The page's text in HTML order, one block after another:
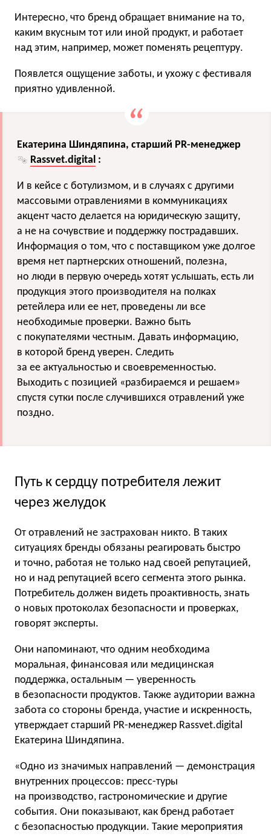
Интересно, что бренд обращает внимание на то,
каким вкусным тот или иной продукт, и работает
над этим, например, может поменять рецептуру.
Появлется ощущение заботы, и ухожу с фестиваля
приятно удивленной.
Екатерина Шиндяпина, старший PR-менеджер
Rassvet.digital :
И в кейсе с ботулизмом, и в случаях с другими
массовыми отравлениями в коммуникациях
акцент часто делается на юридическую защиту,
а не на сочувствие и поддержку пострадавших.
Информация о том, что с поставщиком уже долгое
время нет партнерских отношений, полезна,
но люди в первую очередь хотят услышать, есть ли
продукция этого производителя на полках
ретейлера или ее нет, проведены ли все
необходимые проверки. Важно быть
с покупателями честным. Давать информацию,
в которой бренд уверен. Следить
за ее актуальностью и своевременностью.
Выходить с позицией «разбираемся и решаем»
спустя сутки после случившихся отравлений уже
поздно.
Путь к сердцу потребителя лежит
через желудок
От отравлений не застрахован никто. В таких
ситуациях бренды обязаны реагировать быстро
и точно, работая не только над своей репутацией,
но и над репутацией всего сегмента этого рынка.
Потребитель должен видеть проактивность, знать
о новых протоколах безопасности и проверках,
говорят эксперты.
Они напоминают, что одним необходима
моральная, финансовая или медицинская
поддержка, остальным — уверенность
в безопасности продуктов. Также аудитории важна
забота со стороны бренда, участие и искренность,
утверждает старший PR-менеджер Rassvet.digital
Екатерина Шиндяпина.
«Одно из значимых направлений — демонстрация
внутренних процессов: пресс-туры
на производство, гастрономические и другие
события. Они показывают, как бренд работает
с безопасностью продукции. Такие мероприятия